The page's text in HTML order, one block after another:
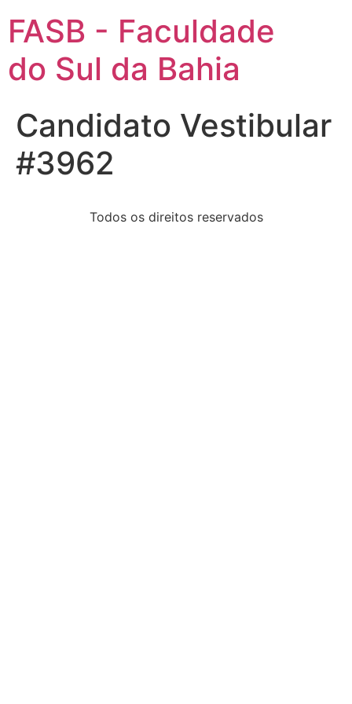
FASB - Faculdade
do Sul da Bahia
Candidato Vestibular
#3962
Todos os direitos reservados